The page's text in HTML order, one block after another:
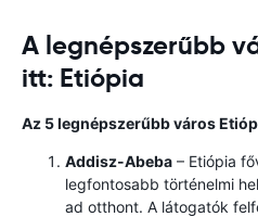
A legnépszerűbb
itt: Etiópia
Az 5 legnépszerűbb város
Addisz-Abeba – Etiópia
legfontosabb történelmi
ad otthont. A látogatók